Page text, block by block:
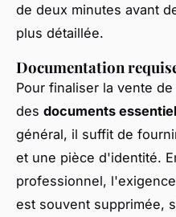
de deux minutes avant
plus détaillée.
Documentation
Pour finaliser la vente
des documents
général, il suffit de
et une pièce d'identité.
professionnel,
est souvent supprimée,